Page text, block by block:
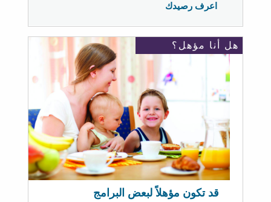
اعرف رصيدك
هل أنا مؤهل؟
قد تكون مؤهلاً لبعض البرامج